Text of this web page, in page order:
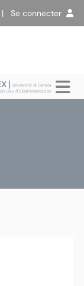
| Se connecter
|Università di Corsica
Lieu d'EXpérimentation